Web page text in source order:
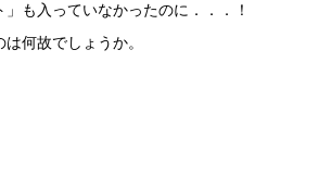
」も入っていなかったのに．．．！
何故でしょうか。